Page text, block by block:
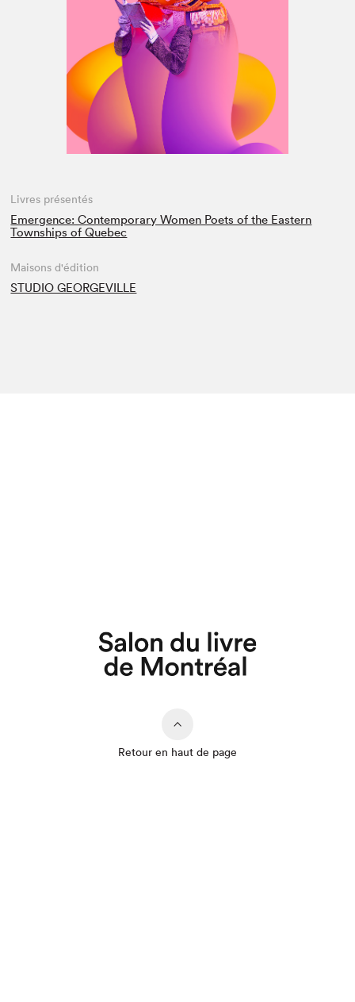
Espace médias
Livres présentés
Emergence: Contemporary Women Poets of the Eastern
Townships of Quebec
Maisons d'édition
STUDIO GEORGEVILLE
Retour en haut de page